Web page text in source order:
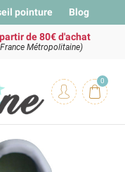
pointure Blog
de 80€ d'achat
Métropolitaine)
0